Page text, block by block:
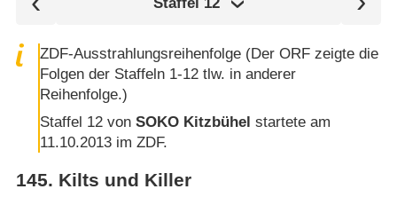
ZDF-Ausstrahlungsreihenfolge (Der ORF zeigte die
Folgen der Staffeln 1-12 tlw. in anderer
Reihenfolge.)
Staffel 12 vonSOKO Kitzbühel startete am
11.10.2013 im ZDF.
145. Kilts und Killer